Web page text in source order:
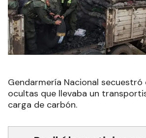
Gendarmería Nacional
ocultas que llevaba un
carga de carbón.